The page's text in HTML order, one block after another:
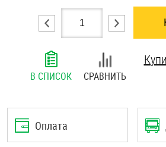
В СПИСОК СРАВНИТЬ
Оплата